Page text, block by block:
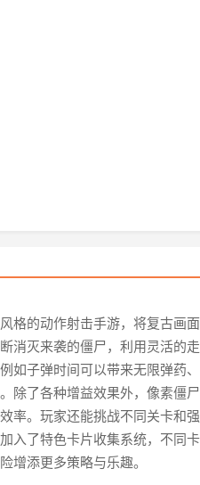
格的动作射击手游，将复古画
消灭来袭的僵尸，利用灵活的
如子弹时间可以带来无限弹药
除了各种增益效果外，像素僵
率。玩家还能挑战不同关卡和
入了特色卡片收集系统，不同
增添更多策略与乐趣。